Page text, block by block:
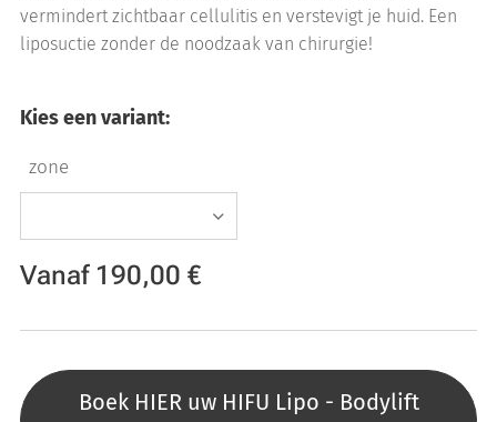
vermindert zichtbaar cellulitis en verstevigt je huid. Een
liposuctie zonder de noodzaak van chirurgie!
Kies een variant:
zone
Vanaf 190,00 €
Boek HIER uw HIFU Lipo - Bodylift